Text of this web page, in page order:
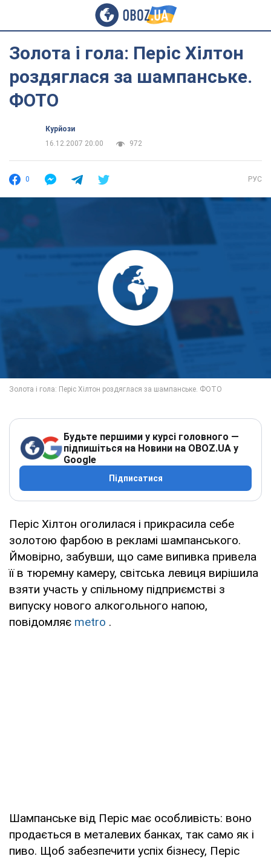
Золота і гола: Періс Хілтон
роздяглася за шампанське.
ФОТО
Курйози
16.12.2007 20:00
972
0 РУС
Будьте першими у курсі головного —
підпишіться на Новини на OBOZ.UA у
Google
Підписатися
Періс Хілтон оголилася і прикрасила себе
золотою фарбою в рекламі шампанського.
Ймовірно, забувши, що саме випивка привела
її в тюремну камеру, світська левиця вирішила
взяти участь у спільному підприємстві з
випуску нового алкогольного напою,
повідомляє metro .
Шампанське від Періс має особливість: воно
продається в металевих банках, так само як і
пиво. Щоб забезпечити успіх бізнесу, Періс